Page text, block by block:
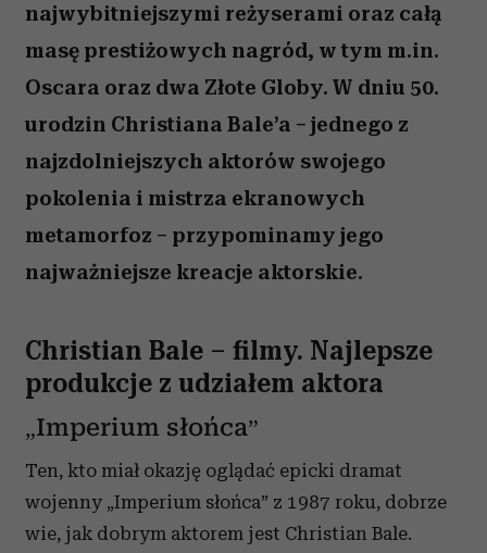
najwybitniejszymi reżyserami oraz całą
masę prestiżowych nagród, w tym m.in.
Oscara oraz dwa Złote Globy. W dniu 50.
urodzin Christiana Bale’a – jednego z
najzdolniejszych aktorów swojego
pokolenia i mistrza ekranowych
metamorfoz – przypominamy jego
najważniejsze kreacje aktorskie.
Christian Bale – filmy. Najlepsze
produkcje z udziałem aktora
„Imperium słońca”
Ten, kto miał okazję oglądać epicki dramat
wojenny „Imperium słońca” z 1987 roku, dobrze
wie, jak dobrym aktorem jest Christian Bale.